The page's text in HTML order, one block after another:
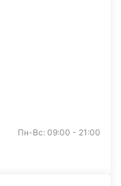
Пн-Вс: 09:00 - 21:00